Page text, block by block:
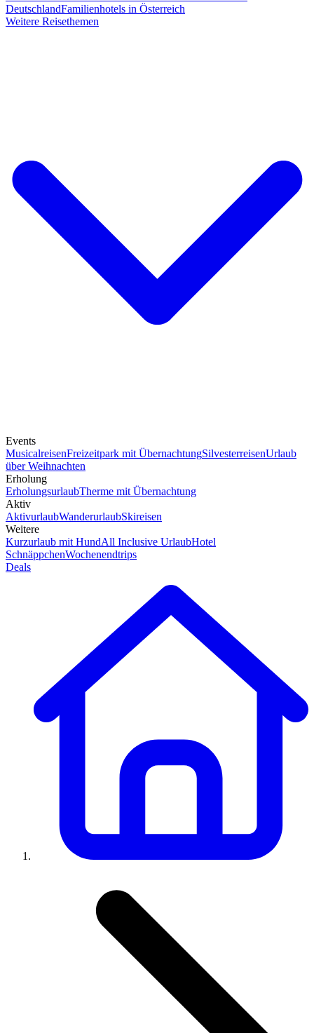
DeutschlandFamilienhotels in Österreich
Weitere Reisethemen
Events
MusicalreisenFreizeitpark mit ÜbernachtungSilvesterreisenUrlaub
über Weihnachten
Erholung
ErholungsurlaubTherme mit Übernachtung
Aktiv
AktivurlaubWanderurlaubSkireisen
Weitere
Kurzurlaub mit HundAll Inclusive UrlaubHotel
SchnäppchenWochenendtrips
Deals